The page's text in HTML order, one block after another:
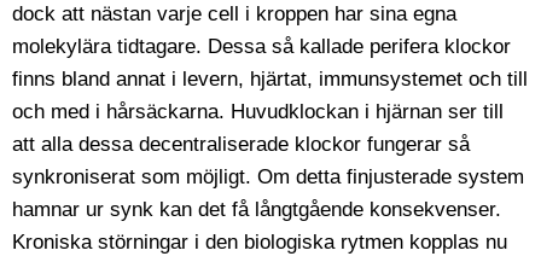
dock att nästan varje cell i kroppen har sina egna
molekylära tidtagare. Dessa så kallade perifera klockor
finns bland annat i levern, hjärtat, immunsystemet och till
och med i hårsäckarna. Huvudklockan i hjärnan ser till
att alla dessa decentraliserade klockor fungerar så
synkroniserat som möjligt. Om detta finjusterade system
hamnar ur synk kan det få långtgående konsekvenser.
Kroniska störningar i den biologiska rytmen kopplas nu